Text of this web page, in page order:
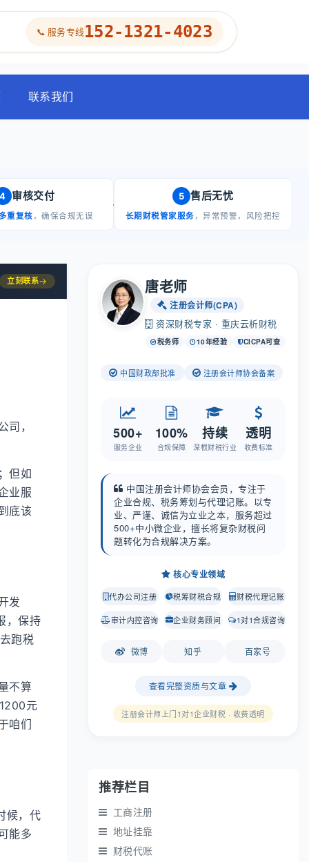
📞 服务专线152-1321-4023
联系我们
4 审核交付
重复核 ，确保合规无误
5 售后无忧
长期财税管家服务 ，异常预警，风险把控
立刻联系→
，
但如
业服
底该
发
，保持
跑税
不算
元
咱们
候，代
能多
唐老师
注册会计师(CPA)
资深财税专家 · 重庆云析财税
税务师 10年经验 CICPA可查
中国财政部批准 注册会计师协会备案
500+
服务企业
100%
合规保障
持续
深根财税行业
透明
收费标准
中国注册会计师协会会员，专注于
企业合规、税务筹划与代理记账。以专
业、严谨、诚信为立业之本，服务超过
500+中小微企业，擅长将复杂财税问
题转化为合规解决方案。
核心专业领域
代办公司注册 税筹财税合规 财税代理记账
审计内控咨询 企业财务顾问 1对1合规咨询
微博 知乎 百家号
查看完整资质与文章
注册会计师上门1对1企业财税 · 收费透明
推荐栏目
工商注册
地址挂靠
财税代账